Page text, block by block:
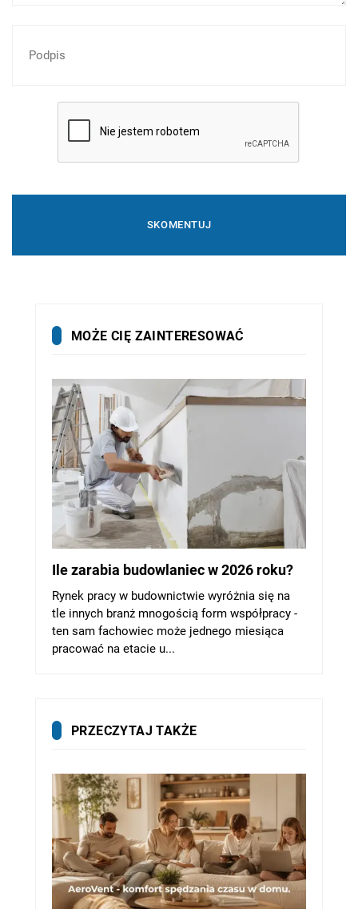
MOŻE CIĘ ZAINTERESOWAĆ
Ile zarabia budowlaniec w 2026 roku?
Rynek pracy w budownictwie wyróżnia się na
tle innych branż mnogością form współpracy -
ten sam fachowiec może jednego miesiąca
pracować na etacie u...
PRZECZYTAJ TAKŻE